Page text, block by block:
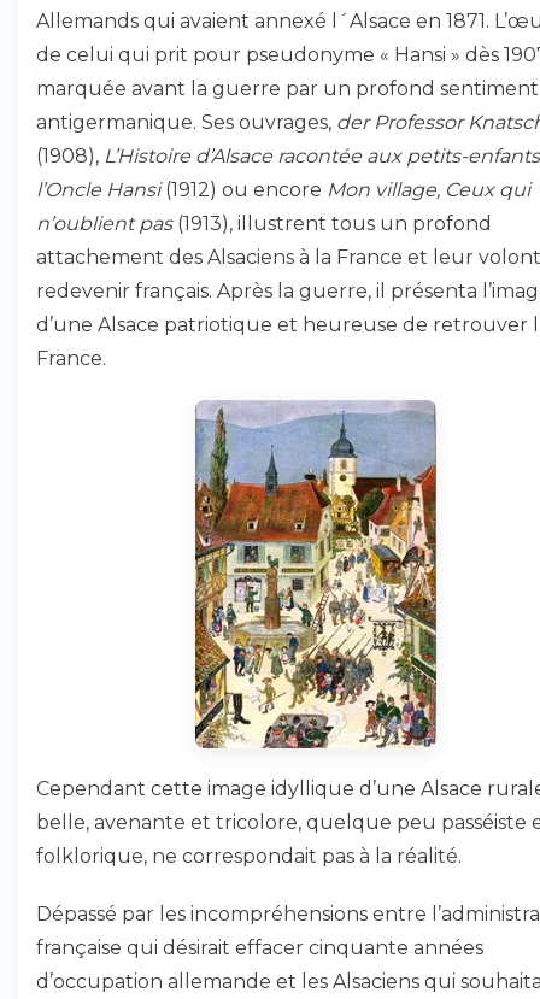
Allemands qui avaient annexé l´Alsace en 1871.
de celui qui prit pour pseudonyme « Hansi » dès
marquée avant la guerre par un profond sentiment
antigermanique. Ses ouvrages, der Professor
(1908), L’Histoire d’Alsace racontée aux petits-
l’Oncle Hansi(1912) ou encore Mon village, Ceux qui
n’oublient pas(1913), illustrent tous un profond
attachement des Alsaciens à la France et leur
redevenir français. Après la guerre, il présenta
d’une Alsace patriotique et heureuse de retrouver
France.
Cependant cette image idyllique d’une Alsace
belle, avenante et tricolore, quelque peu passéiste
folklorique, ne correspondait pas à la réalité.
Dépassé par les incompréhensions entre
française qui désirait effacer cinquante années
d’occupation allemande et les Alsaciens qui